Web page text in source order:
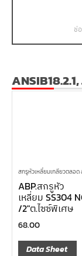
ช่
สกรูหัวเหลี่ยมเกลียวตลอด
ABP.สกรูหัว
เหลี่ยม SS304
/2″ต.ไซซ์พิเศษ
68.00
Data Sheet